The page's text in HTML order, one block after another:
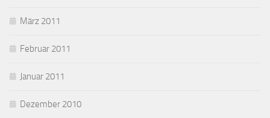
März 2011
Februar 2011
Januar 2011
Dezember 2010